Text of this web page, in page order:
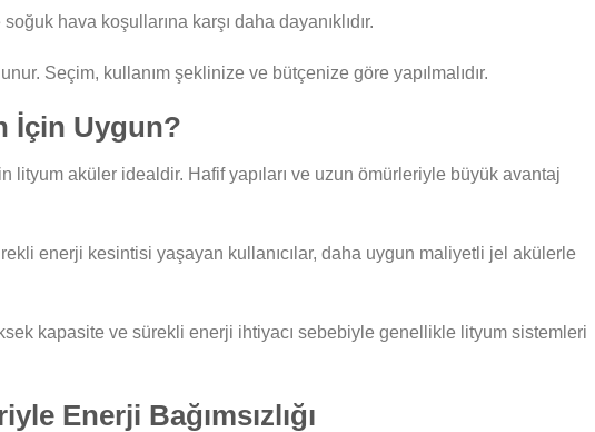
hava koşullarına karşı daha dayanıklıdır.
Seçim, kullanım şeklinize ve bütçenize göre yapılmalıdır.
İçin Uygun?
lityum aküler idealdir. Hafif yapıları ve uzun ömürleriyle büyük avantaj
enerji kesintisi yaşayan kullanıcılar, daha uygun maliyetli jel akülerle
kapasite ve sürekli enerji ihtiyacı sebebiyle genellikle lityum sistemleri
Enerji Bağımsızlığı